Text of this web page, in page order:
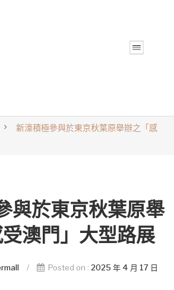
新濠積極參與於東京秋葉原舉辦之「感
與於東京秋葉原舉
澳門」大型路展
/ Posted on : 2025 年 4 月 17 日